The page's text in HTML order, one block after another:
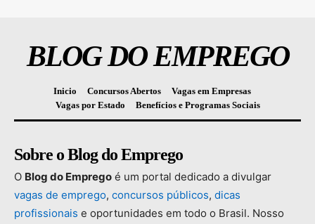
BLOG DO EMPREGO
Inicio Concursos Abertos
Vagas em Empresas
Vagas por Estado
Benefícios e Programas Sociais
Sobre o Blog do Emprego
O Blog do Emprego é um portal dedicado a divulgar
vagas de emprego, concursos públicos, dicas
profissionais e oportunidades em todo o Brasil. Nosso